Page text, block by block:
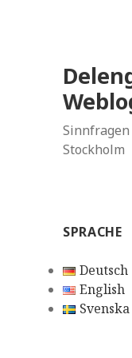
Stockholm
SPRACHE
Deutsch
English
Svenska